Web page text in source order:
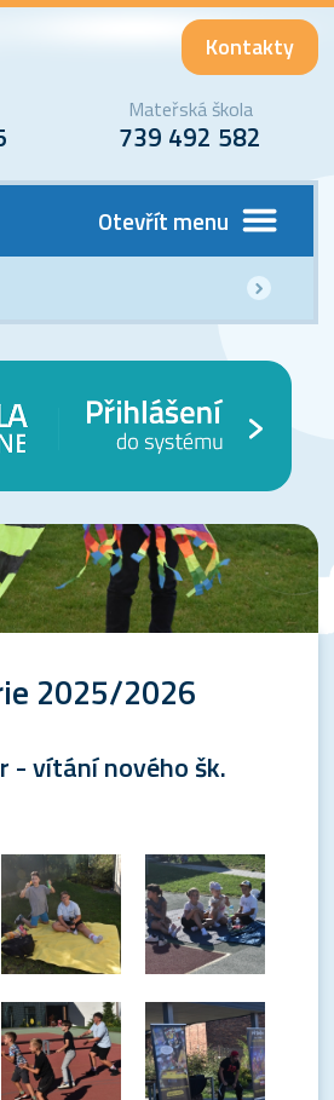
Kontakty
Mateřská škola
739 492 582
Otevřít menu
2025/2026
- vítání nového šk.